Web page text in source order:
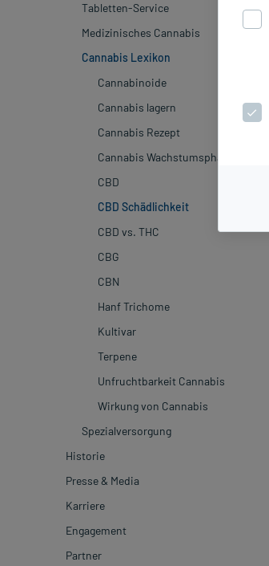
Tabletten-Service
Medizinisches Cannabis
Cannabis Lexikon
Cannabinoide
Cannabis lagern
Cannabis Rezept
Cannabis Wachstumsphasen
CBD
CBD Schädlichkeit
CBD vs. THC
CBG
CBN
Hanf Trichome
Kultivar
Terpene
Unfruchtbarkeit Cannabis
Wirkung von Cannabis
Spezialversorgung
Historie
Presse & Media
Pressemitteilungen
Sonnenschutz Preisvergleich
Reiseapotheke Preisvergleich 2026
Presseverteiler
Pressearchiv
Karriere
Engagement
Janine Berger
Partner